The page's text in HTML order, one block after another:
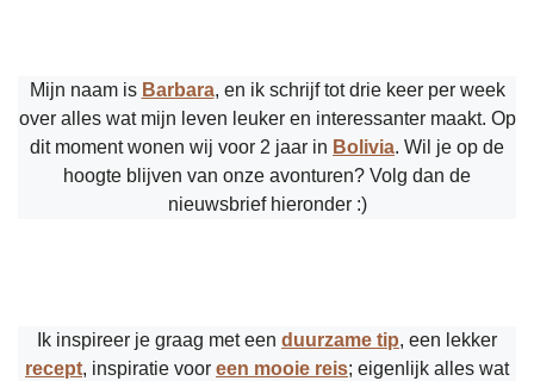
Mijn naam is Barbara, en ik schrijf tot drie keer per week
over alles wat mijn leven leuker en interessanter maakt. Op
dit moment wonen wij voor 2 jaar in Bolivia. Wil je op de
hoogte blijven van onze avonturen? Volg dan de
nieuwsbrief hieronder :)
Ik inspireer je graag met een duurzame tip, een lekker
recept, inspiratie voor een mooie reis; eigenlijk alles wat